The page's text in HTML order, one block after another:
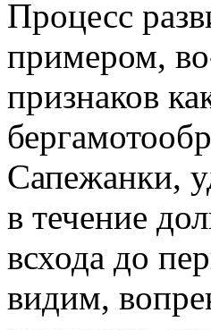
Процесс
примером,
признаков
Сапежанки,
в течение
всхода до
видим,